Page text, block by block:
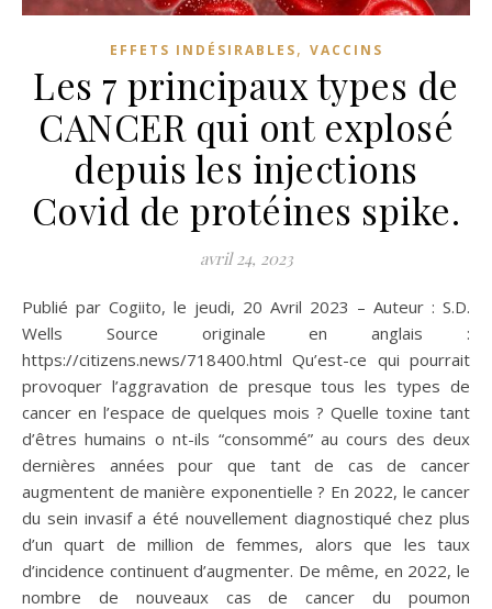
EFFETS INDÉSIRABLES, VACCINS
Les 7 principaux types de
CANCER qui ont explosé
depuis les injections
Covid de protéines spike.
avril 24, 2023
Publié par Cogiito, le jeudi, 20 Avril 2023 – Auteur : S.D.
Wells Source originale en anglais :
https://citizens.news/718400.html Qu’est-ce qui pourrait
provoquer l’aggravation de presque tous les types de
cancer en l’espace de quelques mois ? Quelle toxine tant
d’êtres humains o nt-ils “consommé” au cours des deux
dernières années pour que tant de cas de cancer
augmentent de manière exponentielle ? En 2022, le cancer
du sein invasif a été nouvellement diagnostiqué chez plus
d’un quart de million de femmes, alors que les taux
d’incidence continuent d’augmenter. De même, en 2022, le
nombre de nouveaux cas de cancer du poumon